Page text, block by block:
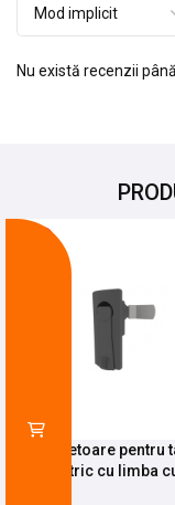
Nu există recenzii
Incuietoare pentru
eelectric cu limba